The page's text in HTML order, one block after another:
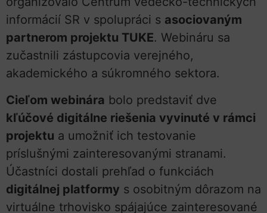
informácií SR v spolupráci s asociovaným
partnerom projektu TUKE. Webináru sa
zučastnili zástupcovia verejného,
akademického a súkromného sektora.
Cieľom webinára bolo predstaviť dve
kľúčové digitálne riešenia vyvinuté v rámci
projektu a umožniť ich testovanie
príslušnými zainteresovanými stranami.
Účastníci dostali prehľad o funkciách
digitálnej platformy s osobitným dôrazom na
virtuálne trhovisko spájajúce zainteresované